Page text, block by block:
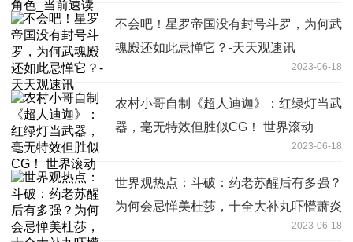
不会吧！星罗帝国没有封号斗罗，为何武
魂殿还如此忌惮它？-天天观速讯
2023-06-18
农村小哥自制《超人迪迦》：红绿灯当武
器，毫无特效但胜似CG！ 世界滚动
2023-06-18
世界观热点：斗破：药老苏醒后有多强？
为何会忌惮美杜莎，十全大补丸吓懵萧炎
2023-06-18